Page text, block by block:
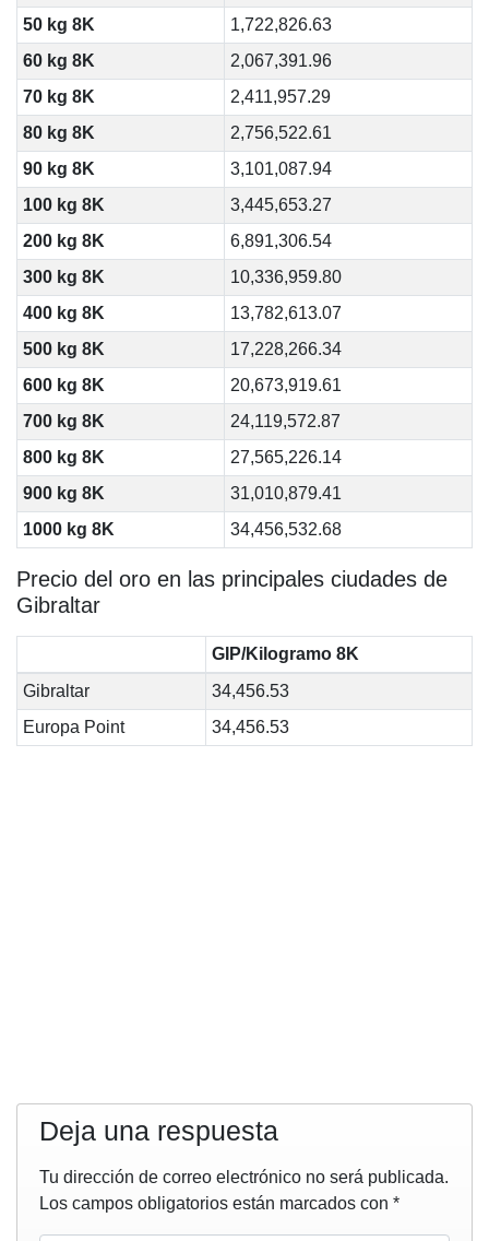
50 kg 8K
1,722,826.63
60 kg 8K
2,067,391.96
70 kg 8K
2,411,957.29
80 kg 8K
2,756,522.61
90 kg 8K
3,101,087.94
100 kg 8K
3,445,653.27
200 kg 8K
6,891,306.54
300 kg 8K
10,336,959.80
400 kg 8K
13,782,613.07
500 kg 8K
17,228,266.34
600 kg 8K
20,673,919.61
700 kg 8K
24,119,572.87
800 kg 8K
27,565,226.14
900 kg 8K
31,010,879.41
1000 kg 8K
34,456,532.68
Precio del oro en las principales ciudades de
Gibraltar
GIP/Kilogramo 8K
Gibraltar
34,456.53
Europa Point
34,456.53
Deja una respuesta
Tu dirección de correo electrónico no será publicada.
Los campos obligatorios están marcados con *